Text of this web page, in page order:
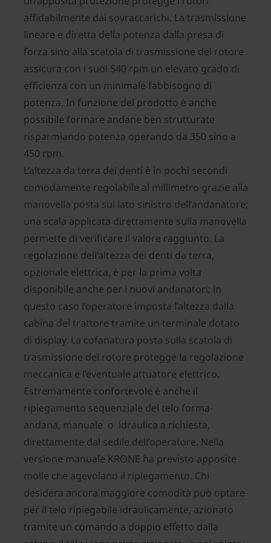
affidabilmente dai sovraccarichi. La trasmissione
lineare e diretta della potenza dalla presa di
forza sino alla scatola di trasmissione del rotore
assicura con i suoi 540 rpm un elevato grado di
efficienza con un minimale fabbisogno di
potenza. In funzione del prodotto è anche
possibile formare andane ben strutturate
risparmiando potenza operando da 350 sino a
450 rpm.
L’altezza da terra dei denti è in pochi secondi
comodamente regolabile al millimetro grazie alla
manovella posta sul lato sinistro dell’andanatore;
una scala applicata direttamente sulla manovella
permette di verificare il valore raggiunto. La
regolazione dell’altezza dei denti da terra,
opzionale elettrica, è per la prima volta
disponibile anche per i nuovi andanatori; in
questo caso l’operatore imposta l’altezza dalla
cabina del trattore tramite un terminale dotato
di display. La cofanatura posta sulla scatola di
trasmissione del rotore protegge la regolazione
meccanica e l’eventuale attuatore elettrico.
Estremamente confortevole è anche il
ripiegamento sequenziale del telo forma-
andana, manuale o idraulica a richiesta,
direttamente dal sedile dell’operatore. Nella
versione manuale KRONE ha previsto apposite
molle che agevolano il ripiegamento. Chi
desidera ancora maggiore comodità può optare
per il telo ripiegabile idraulicamente, azionato
tramite un comando a doppio effetto dalla